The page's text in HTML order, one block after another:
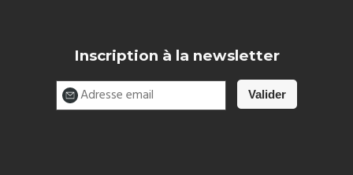
Inscription à la newsletter